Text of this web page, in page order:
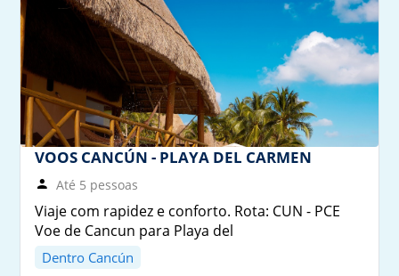
VOOS CANCÚN - PLAYA DEL CARMEN
Até 5 pessoas
Viaje com rapidez e conforto. Rota: CUN - PCE
Voe de Cancun para Playa del
Dentro Cancún